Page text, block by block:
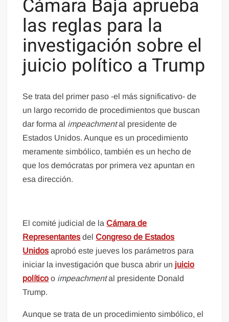
Cámara Baja aprueba
las reglas para la
investigación sobre el
juicio político a Trump
Se trata del primer paso -el más significativo- de
un largo recorrido de procedimientos que buscan
dar forma al impeachmental presidente de
Estados Unidos. Aunque es un procedimiento
meramente simbólico, también es un hecho de
que los demócratas por primera vez apuntan en
esa dirección.
El comité judicial de laCámara de
Representantes delCongreso de Estados
Unidos aprobó este jueves los parámetros para
iniciar la investigación que busca abrir un juicio
político o impeachmental presidente Donald
Trump.
Aunque se trata de un procedimiento simbólico, el